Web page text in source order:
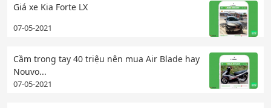
Giá xe Kia Forte LX
07-05-2021
Cầm trong tay 40 triệu nên mua Air Blade hay
Nouvo...
07-05-2021